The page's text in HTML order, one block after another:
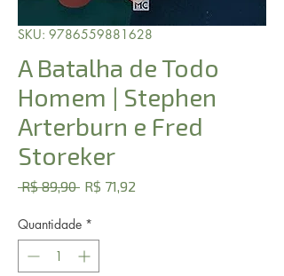
SKU: 9786559881628
A Batalha de Todo
Homem | Stephen
Arterburn e Fred
Storeker
R$ 89,90 Preço
R$ 71,92
Quantidade *